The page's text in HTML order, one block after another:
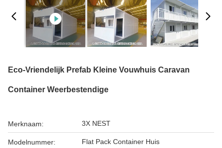
Eco-Vriendelijk Prefab Kleine Vouwhuis Caravan
Container Weerbestendige
Merknaam: 3X NEST
Modelnummer: Flat Pack Container Huis